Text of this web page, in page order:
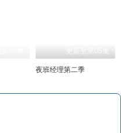
更新至第05集
夜班经理第二季